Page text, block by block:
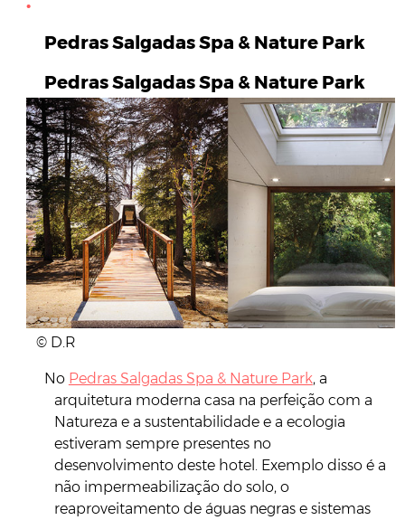
Pedras Salgadas Spa & Nature Park
Pedras Salgadas Spa & Nature Park
© D.R
No Pedras Salgadas Spa & Nature Park, a
arquitetura moderna casa na perfeição com a
Natureza e a sustentabilidade e a ecologia
estiveram sempre presentes no
desenvolvimento deste hotel. Exemplo disso é a
não impermeabilização do solo, o
reaproveitamento de águas negras e sistemas